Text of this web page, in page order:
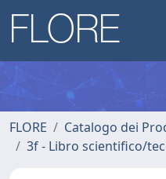
FLORE Catalogo dei
3f - Libro scientifico/